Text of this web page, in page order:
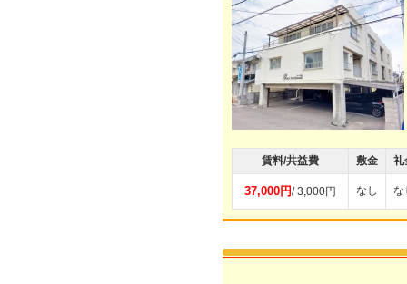
賃料/共益費 敷金 礼
37,000円/ 3,000円 なし な